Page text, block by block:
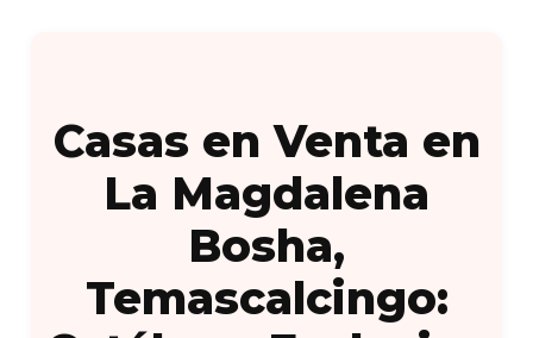
Casas en Venta en
La Magdalena
Bosha,
Temascalcingo: